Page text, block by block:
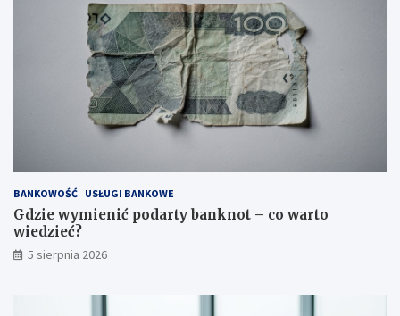
BANKOWOŚĆ USŁUGI BANKOWE
Gdzie wymienić podarty banknot – co warto
wiedzieć?
5 sierpnia 2026